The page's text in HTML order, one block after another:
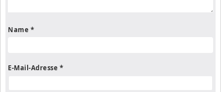
Name *
E-Mail-Adresse *